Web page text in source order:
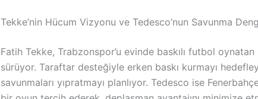
Tekke’nin Hücum Vizyonu ve Tedesco’nun Savunma
Fatih Tekke, Trabzonspor’u evinde baskılı futbol
sürüyor. Taraftar desteğiyle erken baskı kurmayı
savunmaları yıpratmayı planlıyor. Tedesco ise